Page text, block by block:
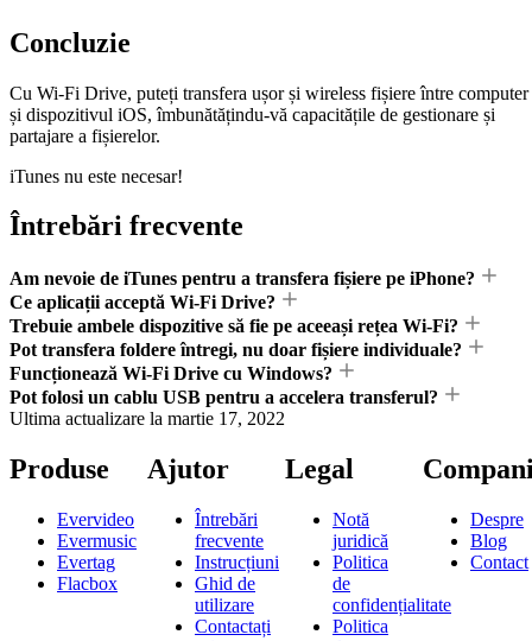
Concluzie
Cu Wi-Fi Drive, puteți transfera ușor și wireless fișiere între computer
și dispozitivul iOS, îmbunătățindu-vă capacitățile de gestionare și
partajare a fișierelor.
iTunes nu este necesar!
Întrebări frecvente
Am nevoie de iTunes pentru a transfera fișiere pe iPhone?
Ce aplicații acceptă Wi-Fi Drive?
Trebuie ambele dispozitive să fie pe aceeași rețea Wi-Fi?
Pot transfera foldere întregi, nu doar fișiere individuale?
Funcționează Wi-Fi Drive cu Windows?
Pot folosi un cablu USB pentru a accelera transferul?
Ultima actualizare la martie 17, 2022
Produse
Evervideo
Evermusic
Evertag
Flacbox
Ajutor
Întrebări
frecvente
Instrucțiuni
Ghid de
utilizare
Contactați
Legal
Notă
juridică
Politica
de
confidențialitate
Politica
Despre
Blog
Contact